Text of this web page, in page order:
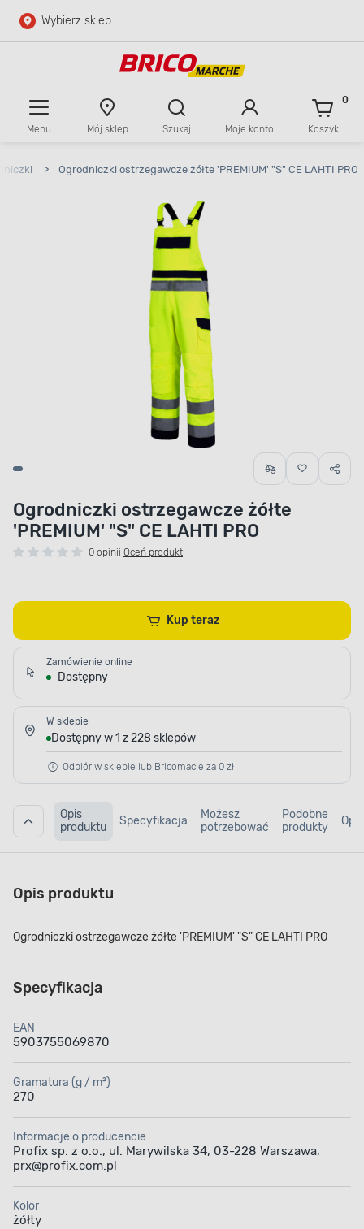
Przejdź do głównej zawartości
Wybierz sklep
Menu Mój sklep Szukaj Moje konto Koszyk
0
> Ogrodniczki ostrzegawcze żółte 'PREMIUM' "S" CE LAHTI PRO
Ogrodniczki ostrzegawcze żółte
'PREMIUM' "S" CE LAHTI PRO
0 opinii Oceń produkt
Kup teraz
Zamówienie online
Dostępny
W sklepie
Dostępny w 1 z 228 sklepów
Odbiór w sklepie lub Bricomacie za 0 zł
Opis
produktu
Specyfikacja
Możesz
potrzebować
Podobne
produkty
Opis produktu
Ogrodniczki ostrzegawcze żółte 'PREMIUM' "S" CE LAHTI PRO
Specyfikacja
EAN
5903755069870
Gramatura (g / m²)
270
Informacje o producencie
Profix sp. z o.o., ul. Marywilska 34, 03-228 Warszawa,
prx@profix.com.pl
Kolor
żółty